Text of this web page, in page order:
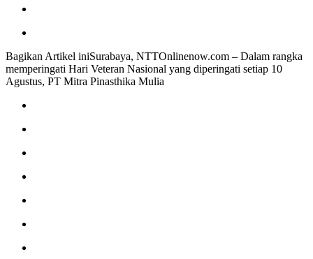
Bagikan Artikel iniSurabaya, NTTOnlinenow.com – Dalam rangka
memperingati Hari Veteran Nasional yang diperingati setiap 10
Agustus, PT Mitra Pinasthika Mulia